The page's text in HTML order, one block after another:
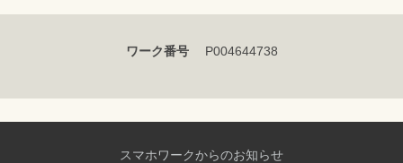
ワーク番号 P004644738
スマホワークからのお知らせ